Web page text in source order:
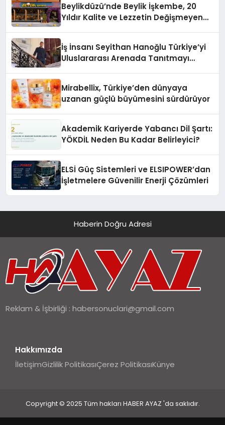
Beylikdüzü’nde Beylik İşkembe, 20
Yıldır Kalite ve Lezzetin Değişmeyen
İş İnsanı Seyithan Hanoğlu Türkiye’yi
Uluslararası Arenada Tanıtmayı
Mirabellix, Türkiye’den dünyaya
uzanan güçlü büyümesini sürdürüyor
Akademik Kariyerde Yabancı Dil Şartı:
YÖKDİL Neden Bu Kadar Belirleyici?
ELSİ Güç Sistemleri ve ELSIPOWER’dan
İşletmelere Güvenilir Enerji Çözümleri
Haberin Doğru Adresi
Reklam & İşbirliği :habersonuclari@gmail.com
Hakkımızda
İletişimGizlilik PolitikasıÇerez PolitikasıKünye
Copyright © 2025 Tüm hakları HABER AYAZ 'da saklıdır.